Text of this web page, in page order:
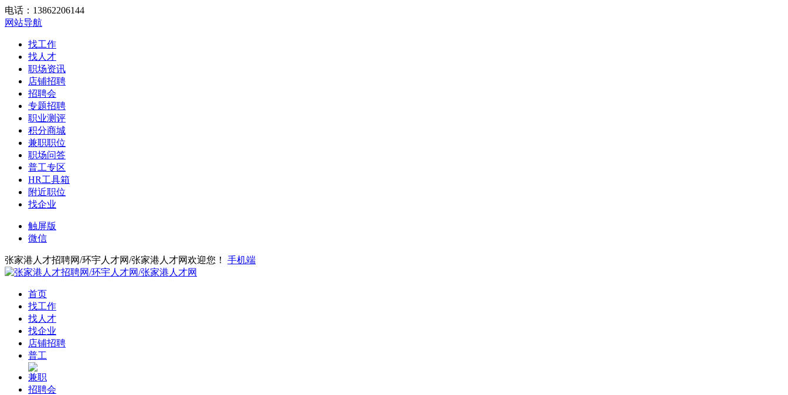
电话：13862206144
网站导航
找工作
找人才
职场资讯
店铺招聘
招聘会
专题招聘
职业测评
积分商城
兼职职位
职场问答
普工专区
HR工具箱
附近职位
找企业
触屏版
微信
张家港人才招聘网/环宇人才网/张家港人才网欢迎您！ 手机端
首页
找工作
找人才
找企业
店铺招聘
普工
兼职
招聘会